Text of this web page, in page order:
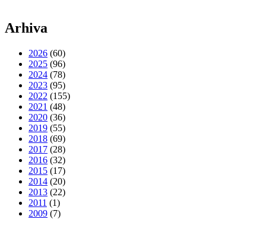
Arhiva
2026 (60)
2025 (96)
2024 (78)
2023 (95)
2022 (155)
2021 (48)
2020 (36)
2019 (55)
2018 (69)
2017 (28)
2016 (32)
2015 (17)
2014 (20)
2013 (22)
2011 (1)
2009 (7)